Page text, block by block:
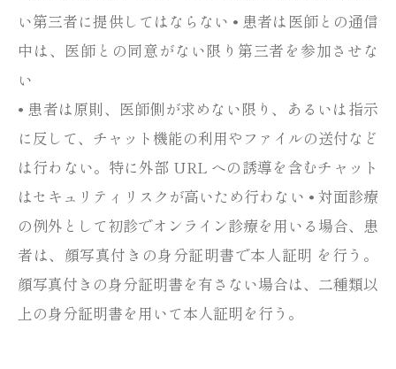
い第三者に提供してはならない • 患者は医師との通信
中は、医師との同意がない限り第三者を参加させな
い
• 患者は原則、医師側が求めない限り、あるいは指示
に反して、チャット機能の利用やファイルの送付など
は行わない。特に外部 URL への誘導を含むチャット
はセキュリティリスクが高いため行わない • 対面診療
の例外として初診でオンライン診療を用いる場合、患
者は、顔写真付きの身分証明書で本人証明 を行う。
顔写真付きの身分証明書を有さない場合は、二種類以
上の身分証明書を用いて本人証明を行う。